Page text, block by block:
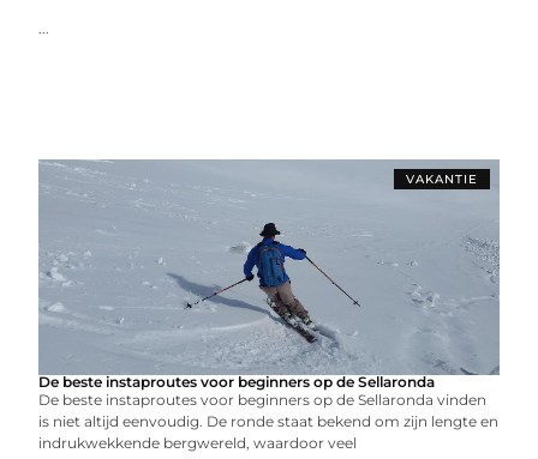
...
VAKANTIE
De beste instaproutes voor beginners op de Sellaronda
De beste instaproutes voor beginners op de Sellaronda vinden
is niet altijd eenvoudig. De ronde staat bekend om zijn lengte en
indrukwekkende bergwereld, waardoor veel